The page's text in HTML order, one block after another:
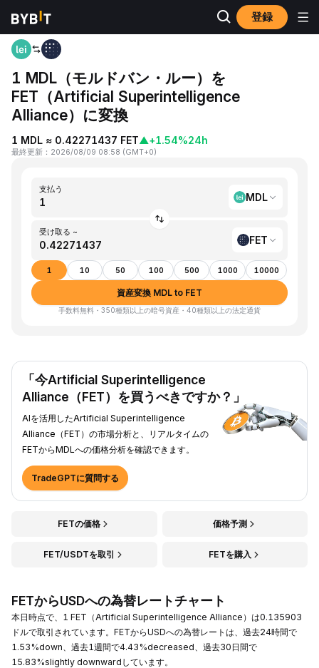
登録
ホーム MDL to FET
1 MDL（モルドバン・ルー）を
FET（Artificial Superintelligence
Alliance）に変換
1 MDL ≈ 0.42271437 FET▲+1.54%24h
最終更新 ： 2026/08/09 08:58 (GMT+0)
支払う
MDL
受け取る ~
FET
1 10 50 100 500 1000 10000
資産変換 MDL to FET
手数料無料・350種類以上の暗号資産・40種類以上の法定通貨
「今Artificial Superintelligence
Alliance（FET）を買うべきですか？」
AIを活用したArtificial Superintelligence
Alliance（FET）の市場分析と、リアルタイムの
FETからMDLへの価格分析を確認できます。
TradeGPTに質問する
FETの価格 価格予測
FET/USDTを取引 FETを購入
FETからUSDへの為替レートチャート
本日時点で、1 FET（Artificial Superintelligence Alliance）は0.135903
ドルで取引されています。FETからUSDへの為替レートは、過去24時間で
1.53%down、過去1週間で4.43%decreased、過去30日間で
15.83%slightly downwardしています。